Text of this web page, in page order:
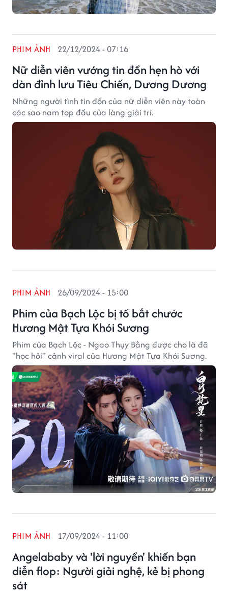
Nữ diễn viên vướng tin đồn hẹn hò với
dàn đỉnh lưu Tiêu Chiến, Dương Dương
PHIM ẢNH 22/12/2024 - 07:16
Những người tình tin đồn của nữ diễn viên này toàn
các sao nam top đầu của làng giải trí.
Phim của Bạch Lộc bị tố bắt chước
Hương Mật Tựa Khói Sương
PHIM ẢNH 26/09/2024 - 15:00
Phim của Bạch Lộc - Ngao Thụy Bằng được cho là đã
"học hỏi" cảnh viral của Hương Mật Tựa Khói Sương.
Angelababy và 'lời nguyền' khiến bạn
diễn flop: Người giải nghệ, kẻ bị phong
sát
PHIM ẢNH 17/09/2024 - 11:00